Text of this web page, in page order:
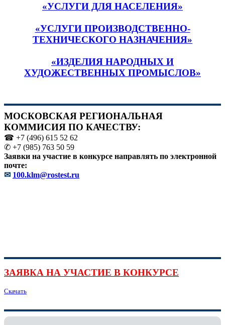
«УСЛУГИ ДЛЯ НАСЕЛЕНИЯ»
«УСЛУГИ ПРОИЗВОДСТВЕННО-
ТЕХНИЧЕСКОГО НАЗНАЧЕНИЯ»
«ИЗДЕЛИЯ НАРОДНЫХ И
ХУДОЖЕСТВЕННЫХ ПРОМЫСЛОВ»
МОСКОВСКАЯ РЕГИОНАЛЬНАЯ
КОММИСИЯ ПО КАЧЕСТВУ:
☎ +7 (496) 615 52 62
✆ +7 (985) 763 50 59
Заявки на участие в конкурсе направлять по электронной
почте:
✉ 100.klm@rostest.ru
ЗАЯВКА НА УЧАСТИЕ В КОНКУРСЕ
Скачать